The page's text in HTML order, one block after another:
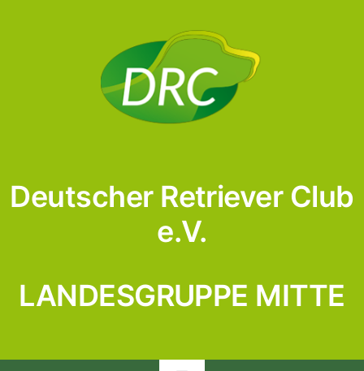
Deutscher Retriever Club
e.V.
LANDESGRUPPE MITTE